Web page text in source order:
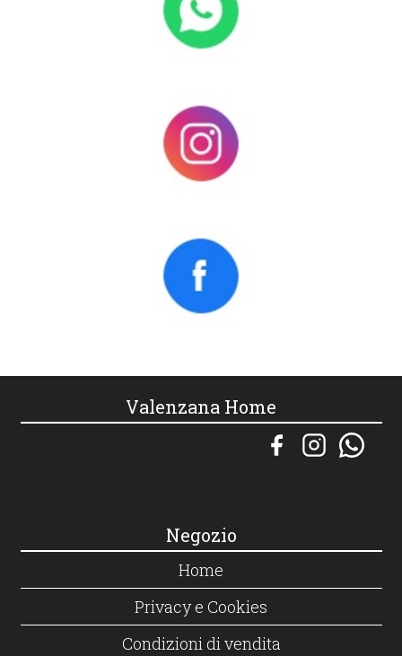
Valenzana Home
Negozio
Home
Privacy e Cookies
Condizioni di vendita